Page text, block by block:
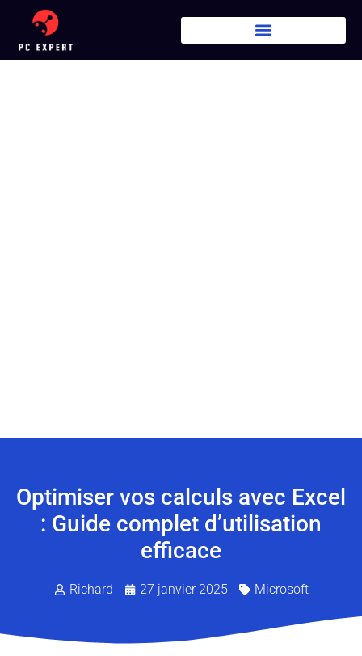
Optimiser vos calculs avec Excel
: Guide complet d’utilisation
efficace
Richard 27 janvier 2025 Microsoft